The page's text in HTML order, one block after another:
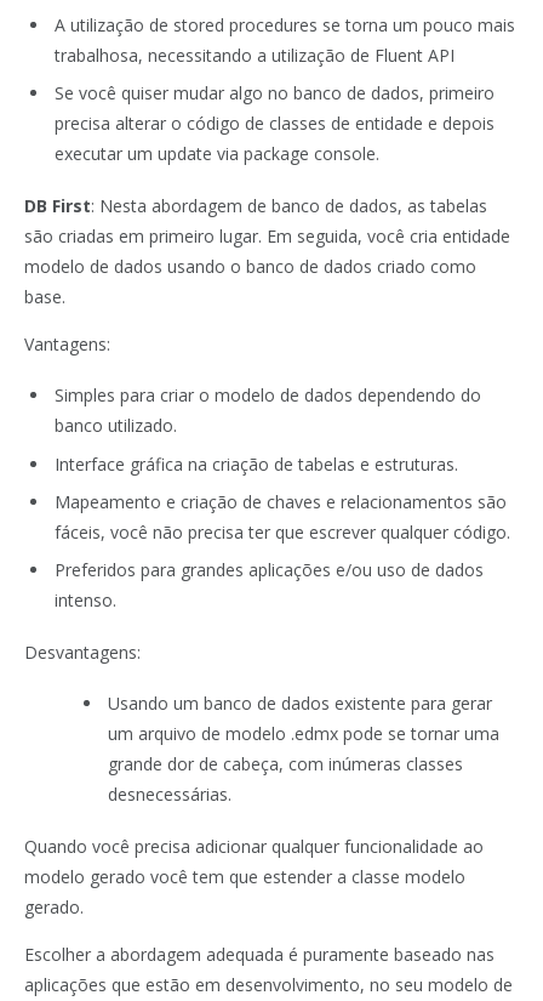
A utilização de stored procedures se torna um pouco mais
trabalhosa, necessitando a utilização de Fluent API
Se você quiser mudar algo no banco de dados, primeiro
precisa alterar o código de classes de entidade e depois
executar um update via package console.
DB First: Nesta abordagem de banco de dados, as tabelas
são criadas em primeiro lugar. Em seguida, você cria entidade
modelo de dados usando o banco de dados criado como
base.
Vantagens:
Simples para criar o modelo de dados dependendo do
banco utilizado.
Interface gráfica na criação de tabelas e estruturas.
Mapeamento e criação de chaves e relacionamentos são
fáceis, você não precisa ter que escrever qualquer código.
Preferidos para grandes aplicações e/ou uso de dados
intenso.
Desvantagens:
Usando um banco de dados existente para gerar
um arquivo de modelo .edmx pode se tornar uma
grande dor de cabeça, com inúmeras classes
desnecessárias.
Quando você precisa adicionar qualquer funcionalidade ao
modelo gerado você tem que estender a classe modelo
gerado.
Escolher a abordagem adequada é puramente baseado nas
aplicações que estão em desenvolvimento, no seu modelo de